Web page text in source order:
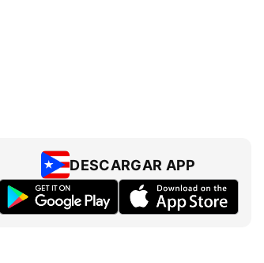
DESCARGAR APP